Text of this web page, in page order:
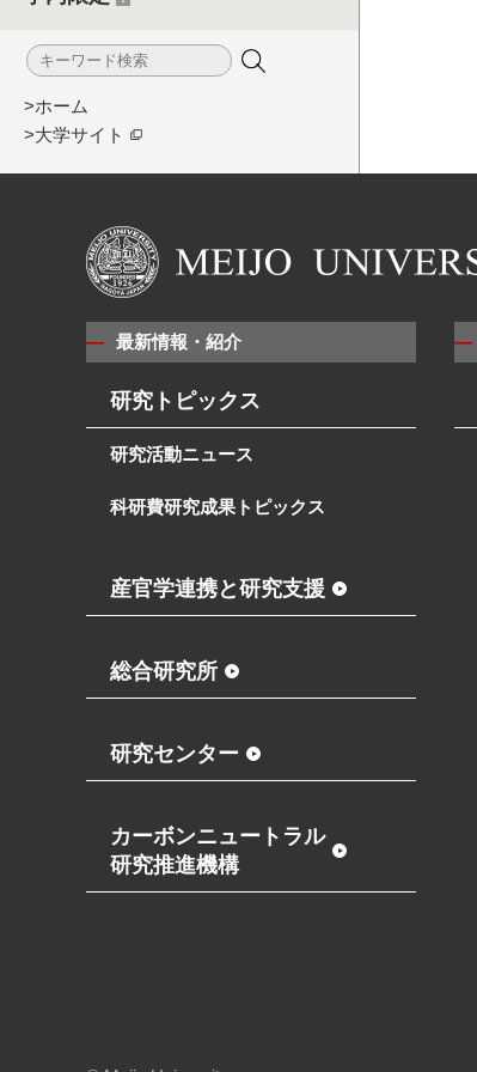
>ホーム
>大学サイト
最新情報・紹介
研究トピックス
研究活動ニュース
科研費研究成果トピックス
産官学連携と研究支援
総合研究所
研究センター
カーボンニュートラル
研究推進機構